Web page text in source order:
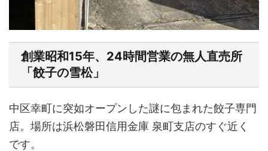
創業昭和15年、24時間営業の無人直売所
「餃子の雪松」
中区幸町に突如オープンした謎に包まれた餃子専門
店。場所は浜松磐田信用金庫 泉町支店のすぐ近く
です。